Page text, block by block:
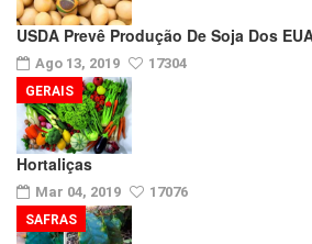
USDA Prevê Produção De Soja Dos
Ago 13, 2019 17304
Hortaliças
Mar 04, 2019 17076
GERAIS
SAFRAS